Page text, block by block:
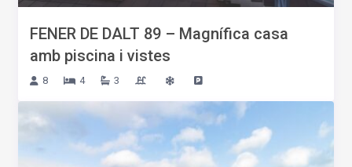
FENER DE DALT 89 – Magnífica casa
amb piscina i vistes
8 4 3